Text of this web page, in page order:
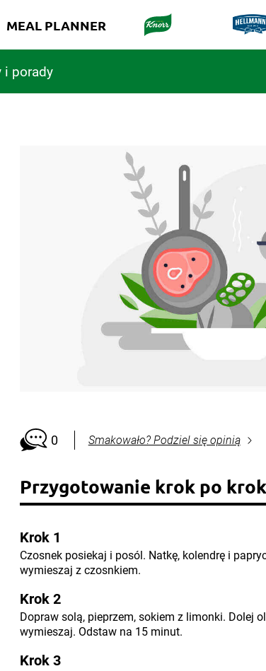
i porady
MEAL PLANNER
0 Smakowało? Podziel się opinią
Przygotowanie krok po
Krok 1
Czosnek posiekaj i posól. Natkę, kolendrę i
wymieszaj z czosnkiem.
Krok 2
Dopraw solą, pieprzem, sokiem z limonki. Dolej
wymieszaj. Odstaw na 15 minut.
Krok 3